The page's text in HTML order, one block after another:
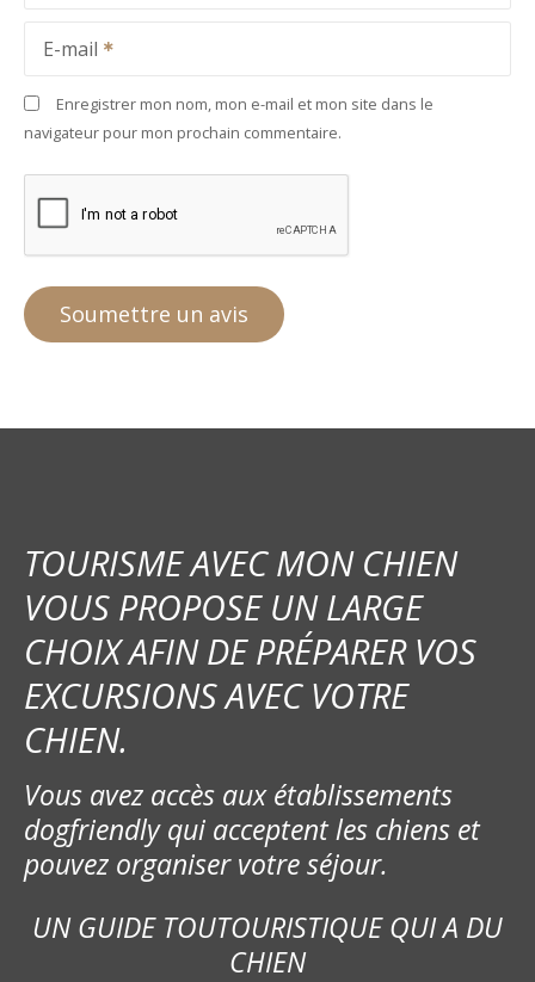
E-mail
Enregistrer mon nom, mon e-mail et mon site dans le
navigateur pour mon prochain commentaire.
TOURISME AVEC MON CHIEN
VOUS PROPOSE UN LARGE
CHOIX AFIN DE PRÉPARER VOS
EXCURSIONS AVEC VOTRE
CHIEN.
Vous avez accès aux établissements
dogfriendly qui acceptent les chiens et
pouvez organiser votre séjour.
UN GUIDE TOUTOURISTIQUE QUI A DU
CHIEN